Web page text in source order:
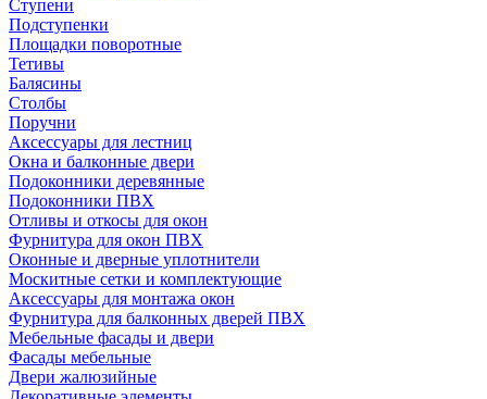
Ступени
Подступенки
Площадки поворотные
Тетивы
Балясины
Столбы
Поручни
Аксессуары для лестниц
Окна и балконные двери
Подоконники деревянные
Подоконники ПВХ
Отливы и откосы для окон
Фурнитура для окон ПВХ
Оконные и дверные уплотнители
Москитные сетки и комплектующие
Аксессуары для монтажа окон
Фурнитура для балконных дверей ПВХ
Мебельные фасады и двери
Фасады мебельные
Двери жалюзийные